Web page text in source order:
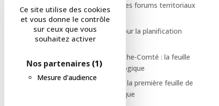
Ce site utilise des cookies
et vous donne le contrôle
sur ceux que vous
souhaitez activer
Nos partenaires (1)
Mesure d'audience
Vous avez été au rendez-vous des forums territoriaux
de la COP, merci !
Des modalités de suivi fiables pour la planification
écologique
Mieux vivre en Bourgogne-Franche-Comté : la feuille
de route de la planification écologique
La COP se réunit pour présenter la première feuille de
route de la planification écologique